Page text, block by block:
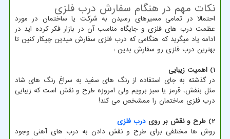
نکات مهم در هنگام سفارش درب فلزی
احتمالا در تمامی مسیرهای رسیدن به شرکت یا ساختمان در مورد
عظمت درب های فلزی و جایگاه مناسب آن در بازار فکر کرده اید در
ادامه یاد میگرید که هنگامی که درب فلزی سفارش میدین چیکار کنین تا
بهترین درب فلزی رو سفارش بدین :
1) اهمیت زیبایی
در گذشته به جای استفاده از رنگ های سفید به سراغ رنگ های شاد
مثل بنفش، قرمز یا سبز برویم ولی امروزه طرح و نقش است که زیبایی
درب فلزی ساختمان را ممشخص می کند!
2) طرح و نقش بر روی
درب فلزی
روش ها مختلفی برای طرح و نقش دادن به درب های آهنی وجود